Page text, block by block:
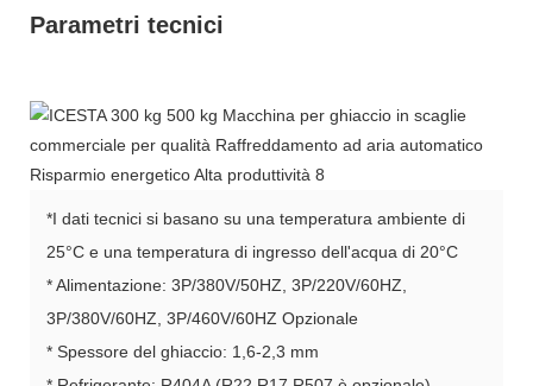
Parametri tecnici
*I dati tecnici si basano su una temperatura ambiente di
25°C e una temperatura di ingresso dell'acqua di 20°C
* Alimentazione: 3P/380V/50HZ, 3P/220V/60HZ,
3P/380V/60HZ, 3P/460V/60HZ Opzionale
* Spessore del ghiaccio: 1,6-2,3 mm